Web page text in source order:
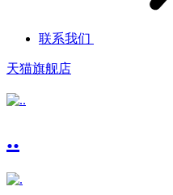
联系我们
天猫旗舰店
..